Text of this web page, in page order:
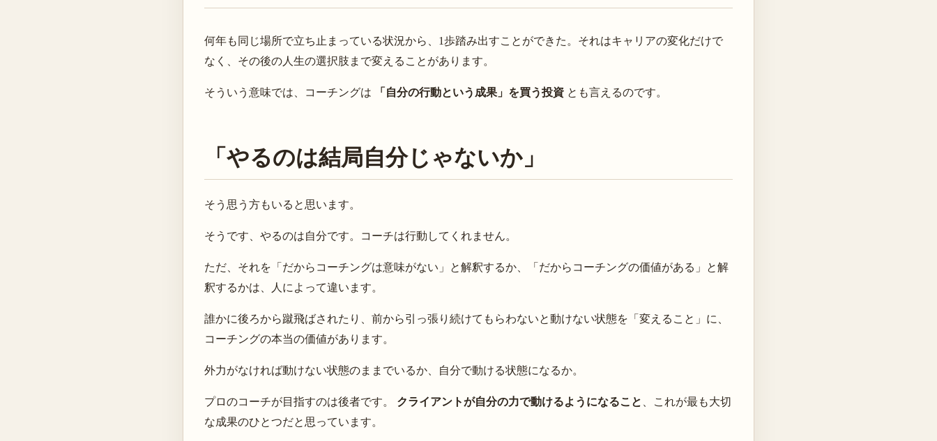
何年も同じ場所で立ち止まっている状況から、1歩踏み出すことができた。それはキャリアの変化だけで
なく、その後の人生の選択肢まで変えることがあります。
そういう意味では、コーチングは 「自分の行動という成果」を買う投資 とも言えるのです。
「やるのは結局自分じゃないか」
そう思う方もいると思います。
そうです、やるのは自分です。コーチは行動してくれません。
ただ、それを「だからコーチングは意味がない」と解釈するか、「だからコーチングの価値がある」と解
釈するかは、人によって違います。
誰かに後ろから蹴飛ばされたり、前から引っ張り続けてもらわないと動けない状態を「変えること」に、
コーチングの本当の価値があります。
外力がなければ動けない状態のままでいるか、自分で動ける状態になるか。
プロのコーチが目指すのは後者です。 クライアントが自分の力で動けるようになること
、これが最も大切
な成果のひとつだと思っています。